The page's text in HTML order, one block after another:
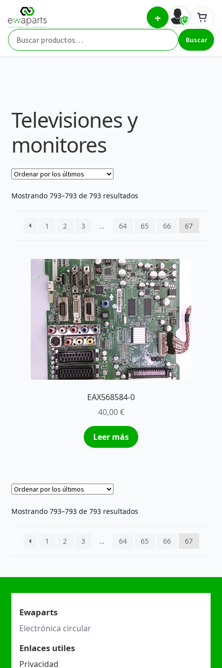
navegación
contenido
Buscar
por:
Buscar
+
Inicio Televisiones y monitores
Página
67
Televisiones y
monitores
Mostrando 793–793 de 793 resultadosOrdenado
últimos
1 2 3 … 64 65 66 67
EAX568584-0
40,00€
Leer más
Mostrando 793–793 de 793 resultadosOrdenado
últimos
1 2 3 … 64 65 66 67
Ewaparts
Electrónica circular
Enlaces utiles
Privacidad